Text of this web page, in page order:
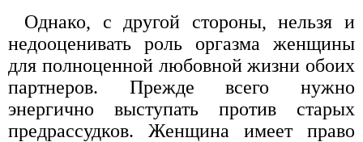
Однако, с другой стороны, нельзя и
недооценивать роль оргазма женщины
для полноценной любовной жизни обоих
партнеров. Прежде всего нужно
энергично выступать против старых
предрассудков. Женщина имеет право